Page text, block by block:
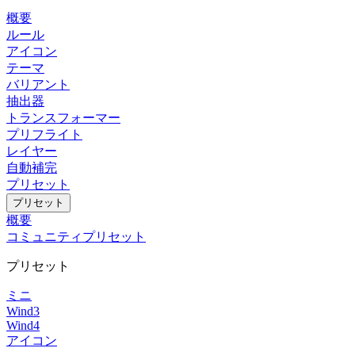
概要
ルール
アイコン
テーマ
バリアント
抽出器
トランスフォーマー
プリフライト
レイヤー
自動補完
プリセット
プリセット
概要
コミュニティプリセット
プリセット
ミニ
Wind3
Wind4
アイコン